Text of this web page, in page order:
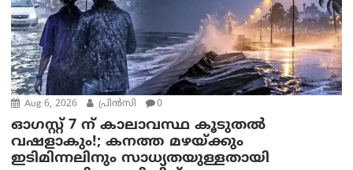
Aug 6, 2026 പ്രിന്‍സി 0
ഓഗസ്റ്റ് 7 ന് കാലാവസ്ഥ കൂടുതൽ
വഷളാകും!; കനത്ത മഴയ്ക്കും
ഇടിമിന്നലിനും സാധ്യതയുള്ളതായി